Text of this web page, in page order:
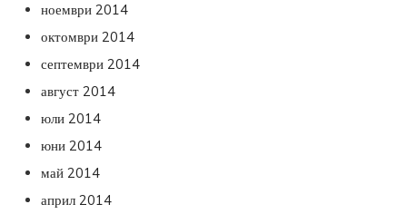
ноември 2014
октомври 2014
септември 2014
август 2014
юли 2014
юни 2014
май 2014
април 2014